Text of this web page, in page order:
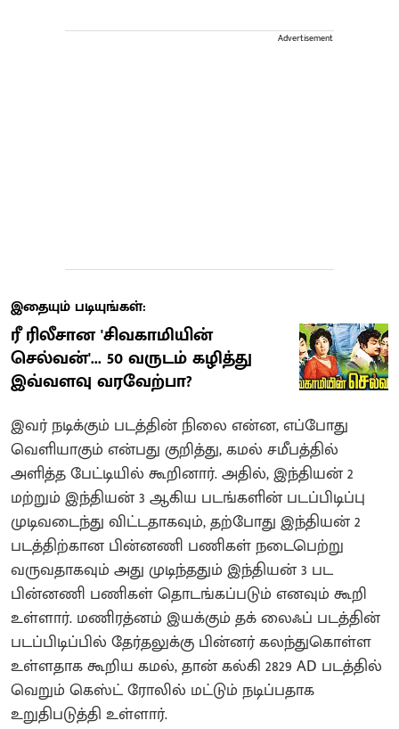
Advertisement
இதையும் படியுங்கள்:
ரீ ரிலீசான 'சிவகாமியின்
செல்வன்'... 50 வருடம் கழித்து
இவ்வளவு வரவேற்பா?
இவர் நடிக்கும் படத்தின் நிலை என்ன, எப்போது
வெளியாகும் என்பது குறித்து, கமல் சமீபத்தில்
அளித்த பேட்டியில் கூறினார். அதில், இந்தியன் 2
மற்றும் இந்தியன் 3 ஆகிய படங்களின் படப்பிடிப்பு
முடிவடைந்து விட்டதாகவும், தற்போது இந்தியன் 2
படத்திற்கான பின்னணி பணிகள் நடைபெற்று
வருவதாகவும் அது முடிந்ததும் இந்தியன் 3 பட
பின்னணி பணிகள் தொடங்கப்படும் எனவும் கூறி
உள்ளார். மணிரத்னம் இயக்கும் தக் லைஃப் படத்தின்
படப்பிடிப்பில் தேர்தலுக்கு பின்னர் கலந்துகொள்ள
உள்ளதாக கூறிய கமல், தான் கல்கி 2829 AD படத்தில்
வெறும் கெஸ்ட் ரோலில் மட்டும் நடிப்பதாக
உறுதிபடுத்தி உள்ளார்.